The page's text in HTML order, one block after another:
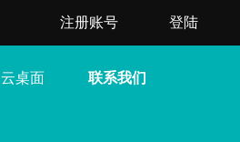
注册账号 登陆
云桌面 联系我们